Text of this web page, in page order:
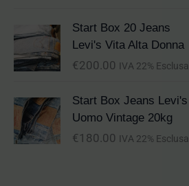
Start Box 20 Jeans
Levi's Vita Alta Donna
€200.00 IVA 22% Esclusa
Start Box Jeans Levi's
Uomo Vintage 20kg
€ 180.00 IVA 22% Esclusa